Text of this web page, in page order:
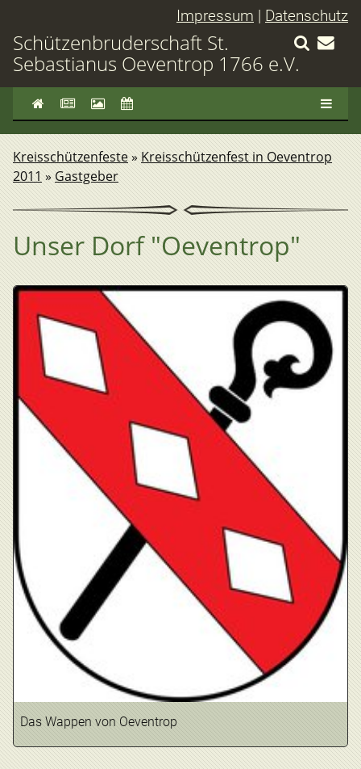
Impressum | Datenschutz
Schützenbruderschaft St.
Sebastianus Oeventrop 1766 e.V.
Kreisschützenfeste» Kreisschützenfest in Oeventrop
2011 » Gastgeber
Unser Dorf "Oeventrop"
Das Wappen von Oeventrop